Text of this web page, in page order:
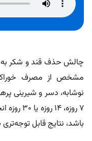
چالش حذف قند و شکر به
مشخص از مصرف
نوشابه، دسر و شیرینی
۷ روزه،
باشد، نتایج قابل توجه‌تری